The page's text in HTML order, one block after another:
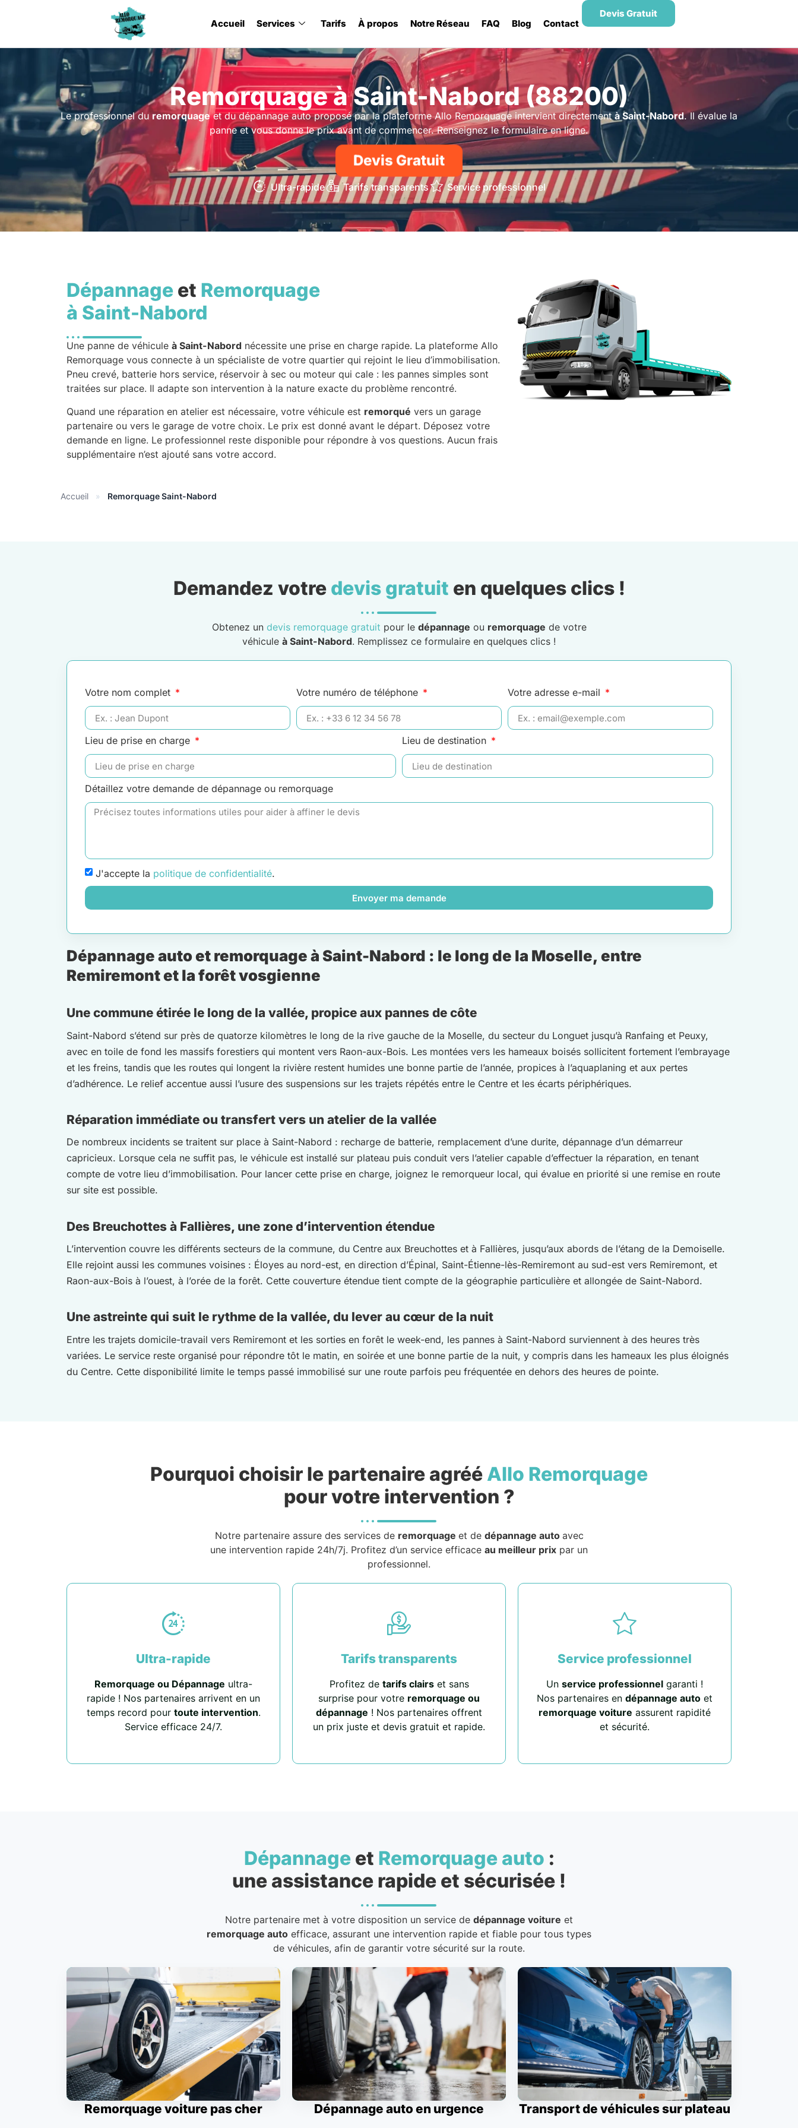
Accueil Services Tarifs À propos Notre Réseau FAQ Blog Contact
Devis Gratuit
Remorquage à Saint-Nabord (88200)
Le professionnel duremorquageet du dépannage auto proposé par la plateforme Allo Remorquage intervient directement à Saint-Nabord. Il évalue la
panne et vous donne le prix avant de commencer. Renseignez le formulaire en ligne.
Devis Gratuit
Ultra-rapide Tarifs transparents Service professionnel
Dépannage et Remorquage
à Saint-Nabord
Une panne de véhicule à Saint-Nabord nécessite une prise en charge rapide. La plateforme Allo
Remorquage vous connecte à un spécialiste de votre quartier qui rejoint le lieu d’immobilisation.
Pneu crevé, batterie hors service, réservoir à sec ou moteur qui cale : les pannes simples sont
traitées sur place. Il adapte son intervention à la nature exacte du problème rencontré.
Quand une réparation en atelier est nécessaire, votre véhicule est remorqué vers un garage
partenaire ou vers le garage de votre choix. Le prix est donné avant le départ. Déposez votre
demande en ligne. Le professionnel reste disponible pour répondre à vos questions. Aucun frais
supplémentaire n’est ajouté sans votre accord.
Accueil » Remorquage Saint-Nabord
Demandez votre devis gratuit en quelques clics !
Obtenez un devis remorquage gratuit pour le dépannage ou remorquage de votre
véhicule à Saint-Nabord. Remplissez ce formulaire en quelques clics !
Votre nom complet Votre numéro de téléphone Votre adresse e-mail
Lieu de prise en charge Lieu de destination
Détaillez votre demande de dépannage ou remorquage
J'accepte la politique de confidentialité.
Envoyer ma demande
Dépannage auto et remorquage à Saint-Nabord : le long de la Moselle, entre
Remiremont et la forêt vosgienne
Une commune étirée le long de la vallée, propice aux pannes de côte
Saint-Nabord s’étend sur près de quatorze kilomètres le long de la rive gauche de la Moselle, du secteur du Longuet jusqu’à Ranfaing et Peuxy,
avec en toile de fond les massifs forestiers qui montent vers Raon-aux-Bois. Les montées vers les hameaux boisés sollicitent fortement l’embrayage
et les freins, tandis que les routes qui longent la rivière restent humides une bonne partie de l’année, propices à l’aquaplaning et aux pertes
d’adhérence. Le relief accentue aussi l’usure des suspensions sur les trajets répétés entre le Centre et les écarts périphériques.
Réparation immédiate ou transfert vers un atelier de la vallée
De nombreux incidents se traitent sur place à Saint-Nabord : recharge de batterie, remplacement d’une durite, dépannage d’un démarreur
capricieux. Lorsque cela ne suffit pas, le véhicule est installé sur plateau puis conduit vers l’atelier capable d’effectuer la réparation, en tenant
compte de votre lieu d’immobilisation. Pour lancer cette prise en charge, joignez le remorqueur local, qui évalue en priorité si une remise en route
sur site est possible.
Des Breuchottes à Fallières, une zone d’intervention étendue
L’intervention couvre les différents secteurs de la commune, du Centre aux Breuchottes et à Fallières, jusqu’aux abords de l’étang de la Demoiselle.
Elle rejoint aussi les communes voisines : Éloyes au nord-est, en direction d’Épinal, Saint-Étienne-lès-Remiremont au sud-est vers Remiremont, et
Raon-aux-Bois à l’ouest, à l’orée de la forêt. Cette couverture étendue tient compte de la géographie particulière et allongée de Saint-Nabord.
Une astreinte qui suit le rythme de la vallée, du lever au cœur de la nuit
Entre les trajets domicile-travail vers Remiremont et les sorties en forêt le week-end, les pannes à Saint-Nabord surviennent à des heures très
variées. Le service reste organisé pour répondre tôt le matin, en soirée et une bonne partie de la nuit, y compris dans les hameaux les plus éloignés
du Centre. Cette disponibilité limite le temps passé immobilisé sur une route parfois peu fréquentée en dehors des heures de pointe.
Pourquoi choisir le partenaire agréé Allo Remorquage
pour votre intervention ?
Notre partenaire assure des services de remorquage et de dépannage auto avec
une intervention rapide 24h/7j. Profitez d’un service efficace au meilleur prix par un
professionnel.
Ultra-rapide
Remorquage ou Dépannage ultra-
rapide ! Nos partenaires arrivent en un
temps record pour toute intervention.
Service efficace 24/7.
Tarifs transparents
Profitez de tarifs clairset sans
surprise pour votre remorquage ou
dépannage ! Nos partenaires offrent
un prix juste et devis gratuit et rapide.
Service professionnel
Un service professionnel garanti !
Nos partenaires en dépannage auto et
remorquage voiture assurent rapidité
et sécurité.
Dépannageet Remorquage auto :
une assistance rapide et sécurisée !
Notre partenaire met à votre disposition un service de dépannage voiture et
remorquage auto efficace, assurant une intervention rapide et fiable pour tous types
de véhicules, afin de garantir votre sécurité sur la route.
Remorquage voiture pas cher Dépannage auto en urgence Transport de véhicules sur plateau